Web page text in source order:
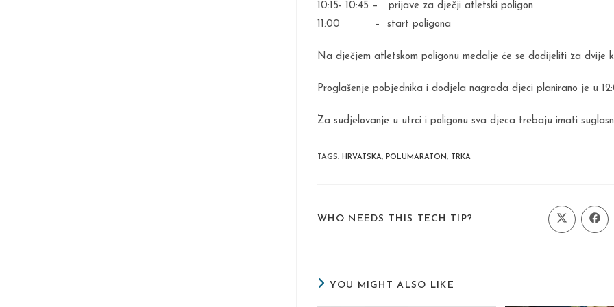
10:15- 10:45 – prijave za dječji atletski poligon
11:00 – start poligona
Na dječjem atletskom poligonu medalje će se dodijeliti za dvije
Proglašenje pobjednika i dodjela nagrada djeci planirano je u
Za sudjelovanje u utrci i poligonu sva djeca trebaju imati
TAGS: HRVATSKA, POLUMARATON, TRKA
WHO NEEDS THIS TECH TIP?
Opens
in
in
YOU MIGHT ALSO LIKE